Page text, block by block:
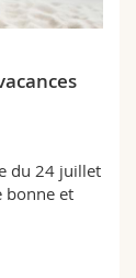
du 24 juillet
bonne et